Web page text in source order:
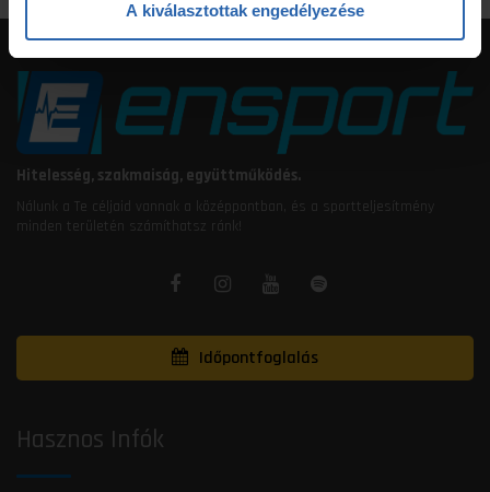
A kiválasztottak engedélyezése
Hitelesség, szakmaiság, együttműködés.
Nálunk a Te céljaid vannak a középpontban, és a sportteljesítmény
minden területén számíthatsz ránk!
Időpontfoglalás
Hasznos Infók